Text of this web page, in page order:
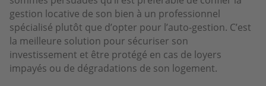
gestion locative de son bien à un professionnel
spécialisé plutôt que d’opter pour l’auto-gestion. C’est
la meilleure solution pour sécuriser son
investissement et être protégé en cas de loyers
impayés ou de dégradations de son logement.